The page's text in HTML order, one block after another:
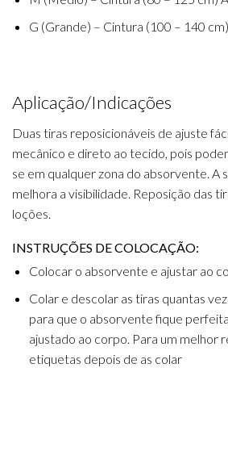
G (Grande) – Cintura (100 – 140
Aplicação/Indicações
Duas tiras reposicionáveis de ajuste
mecânico e direto ao tecido, pois
se em qualquer zona do absorvente. A
melhora a visibilidade. Reposição das
loções.
INSTRUÇÕES DECOLOCAÇÃO:
Colocar o absorvente e ajustar ao co
Colar e descolar as tiras quantas vez
para que o absorventefique perfei
ajustado ao corpo. Para um melhor
etiquetas depois de as colar